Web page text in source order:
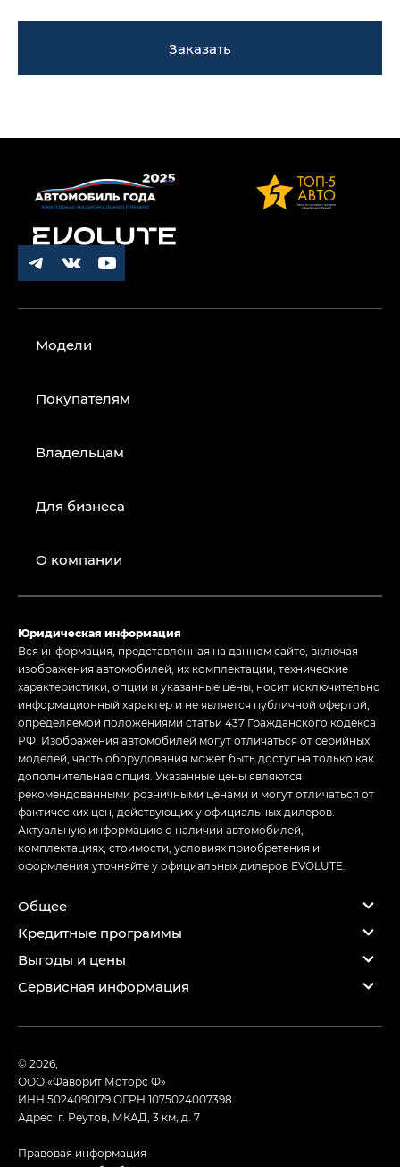
Заказать
Модели
Покупателям
Владельцам
Для бизнеса
О компании
Юридическая информация
Вся информация, представленная на данном сайте, включая
изображения автомобилей, их комплектации, технические
характеристики, опции и указанные цены, носит исключительно
информационный характер и не является публичной офертой,
определяемой положениями статьи 437 Гражданского кодекса
РФ. Изображения автомобилей могут отличаться от серийных
моделей, часть оборудования может быть доступна только как
дополнительная опция. Указанные цены являются
рекомендованными розничными ценами и могут отличаться от
фактических цен, действующих у официальных дилеров.
Актуальную информацию о наличии автомобилей,
комплектациях, стоимости, условиях приобретения и
оформления уточняйте у официальных дилеров EVOLUTE.
Общее
Кредитные программы
Выгоды и цены
Сервисная информация
© 2026,
ООО «Фаворит Моторс Ф»
ИНН 5024090179ОГРН 1075024007398
Адрес: г. Реутов, МКАД, 3 км, д. 7
Правовая информация